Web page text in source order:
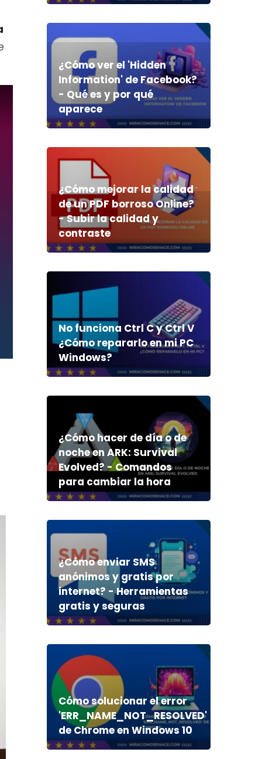
¿Cómo ver el 'Hidden
Information' de Facebook?
- Qué es y por qué
aparece
¿Cómo mejorar la calidad
de un PDF borroso Online?
- Subir la calidad y
contraste
No funciona Ctrl C y Ctrl V
¿Cómo repararlo en mi PC
Windows?
¿Cómo hacer de día o de
noche en ARK: Survival
Evolved? - Comandos
para cambiar la hora
¿Cómo enviar SMS
anónimos y gratis por
internet? - Herramientas
gratis y seguras
Cómo solucionar el error
'ERR_NAME_NOT_RESOLVED'
de Chrome en Windows 10